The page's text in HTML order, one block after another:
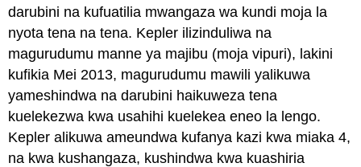
darubini na kufuatilia mwangaza wa kundi moja la
nyota tena na tena. Kepler ilizinduliwa na
magurudumu manne ya majibu (moja vipuri), lakini
kufikia Mei 2013, magurudumu mawili yalikuwa
yameshindwa na darubini haikuweza tena
kuelekezwa kwa usahihi kuelekea eneo la lengo.
Kepler alikuwa ameundwa kufanya kazi kwa miaka 4,
na kwa kushangaza, kushindwa kwa kuashiria